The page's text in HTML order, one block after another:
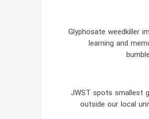
Glyphosate weedkiller
learning and
JWST spots smallest
outside our local